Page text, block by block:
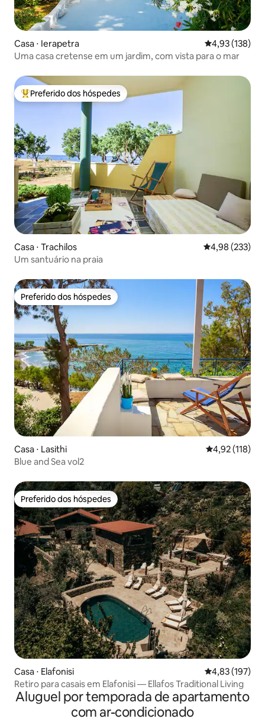
Casa ⋅ Ierapetra 4,93 de uma
4,93 (138)
Uma casa cretense em um jardim, com vista para o mar
Entre os melhores preferidos dos hóspedes
Preferido dos hóspedes
Casa ⋅ Trachilos 4,98 de uma
4,98 (233)
Um santuário na praia
Preferido dos hóspedes
Preferido dos hóspedes
Casa ⋅ Lasithi 4,92 de uma
4,92 (118)
Blue and Sea vol2
Preferido dos hóspedes
Preferido dos hóspedes
Casa ⋅ Elafonisi 4,83 de uma
4,83 (197)
Retiro para casais em Elafonisi — Ellafos Traditional Living
Aluguel por temporada de apartamento
com ar-condicionado